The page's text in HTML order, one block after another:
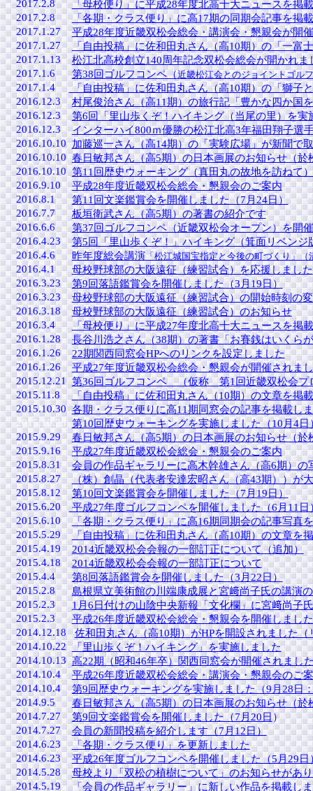
2017.2.8
「母校便り」に平成28年度北高十大ニュースを掲
2017.2.8
「各期・クラス便り」に高17期の同期会記事を掲
2017.1.27
平成28年度近畿双松会総会・講演会・懇親会が開
2017.1.27
「自由投稿」に佐和田丸さん（高10期）の「一富
2017.1.13
松江北高校創立140周年記念双松会総会が開かれま
2017.1.6
第38回ゴルフコンペ（近畿松江会とのジョイントゴルフ
2017.1.4
「自由投稿」に佐和田丸さん（高10期）の「獅子
2016.12.3
村尾俊治さん（高11期）の旅行記「豊かな四か国
2016.12.3
第6回「里山歩くぞ！ハイキング（当尾の里）を実
2016.12.3
インターハイ800ｍ優勝の松江北高3年福田翔子選
2016.10.10 加藤巡一さん（高14期）の「実験広場」が新聞で
2016.10.10 春日敏邦さん（高5期）の日本画展のお知らせ（於
2016.10.10 第11回歴史ウォーキング（真田丸の故地を訪ねて
2016.9.10
平成28年度近畿双松会総会・懇親会のご案内
2016.8.1
第11回文楽鑑賞会を開催しました（7月24日）
2016.7.7
板垣衛武さん（高5期）の著書の紹介です
2016.6.6
第37回ゴルフコンペ（近畿双松会オープン）を開
2016.4.23
第5回「里山歩くぞ！」ハイキング（箕面リベンジ
2016.4.6
昨年度総会講演「松江城国宝指定と今後の町づくり」（
2016.4.1
母校野球部の大阪遠征（練習試合）を応援しました
2016.3.23
第9回落語鑑賞会を開催しました（3月19日）
2016.3.23
母校野球部の大阪遠征（練習試合）の開始時刻の
2016.3.18
母校野球部の大阪遠征（練習試合）のお知らせ
2016.3.4
「母校便り」に平成27年度北高十大ニュースを掲
2016.1.28
長谷川浩之さん（38期）の著書「お賽銭はいくら
2016.1.26
22期関西同窓会HPへのリンクを設定しました
2016.1.26
平成27年度近畿双松会総会・懇親会が開催されま
2015.12.21 第36回ゴルフコンペ （仮称 第1回近畿双松会プ
2015.11.8
「自由投稿」に佐和田丸さん（10期）の文章を掲
2015.10.30 各期・クラス便りに高11期同窓会の記事を掲載し
2015.10.28 第10回歴史ウォーキングを実施しました（10月4日
2015.9.29
春日敏邦さん（高5期）の日本画展のお知らせ（於
2015.9.16
平成27年度近畿双松会総会・懇親会のご案内
2015.8.31
会員の作品ギャラリーに高木幹雄さん（高6期）の
2015.8.27
（株）創晶（代表者安達宏昭さん（高43期））が
2015.8.12
第10回文楽鑑賞会を開催しました（7月19日）
2015.6.20
平成27年度ゴルフコンペを開催しました（6月11日
2015.6.10
「各期・クラス便り」に高16期同期会の記事写真
2015.5.29
「自由投稿」に佐和田丸さん（高10期）の文章を
2015.4.19
2014近畿双松会会報の一部訂正について（追加）
2015.4.18
2014近畿双松会会報の一部訂正について
2015.4.4
第8回落語鑑賞会を開催しました（3月22日）
2015.2.8
島根県立美術館の川端康成展と宮﨑尚子氏の講演
2015.2.3
1月6日付けの山陰中央新報「文化欄」に宮﨑尚子
2015.2.3
平成26年度近畿双松会総会・懇親会を開催しまし
2014.12.18
佐和田丸さん（高10期）がHPを開設されました（
2014.10.22 「里山歩くぞ！ハイキング」を実施しました
2014.10.13 高22期（昭和46年卒）関西同窓会が開催されまし
2014.10.4
平成26年度近畿双松会総会・講演会・懇親会のご
2014.10.4
第9回歴史ウォーキングを実施しました（9月28日
2014.9.5
春日敏邦さん（高5期）の日本画展のお知らせ（於
2014.7.27
第9回文楽鑑賞会を開催しました（7月20日）
2014.7.27
会員の新聞投稿を紹介します（7月12日）
2014.6.23
「各期・クラス便り」を更新しました
2014.6.23
平成26年度ゴルフコンペを開催しました（5月29日
2014.5.28
母校より「双松の植樹について」のお知らせがあ
2014.5.19
「会員の作品ギャラリー」に新しい作品を掲載し